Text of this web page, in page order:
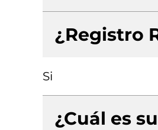
¿Registro
Si
¿Cuál es